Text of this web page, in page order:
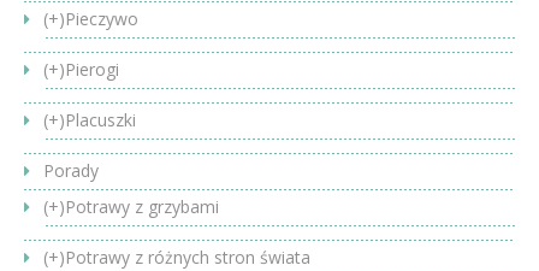
(+)Pieczywo
(+)Pierogi
(+)Placuszki
Porady
(+)Potrawy z grzybami
(+)Potrawy z różnych stron świata